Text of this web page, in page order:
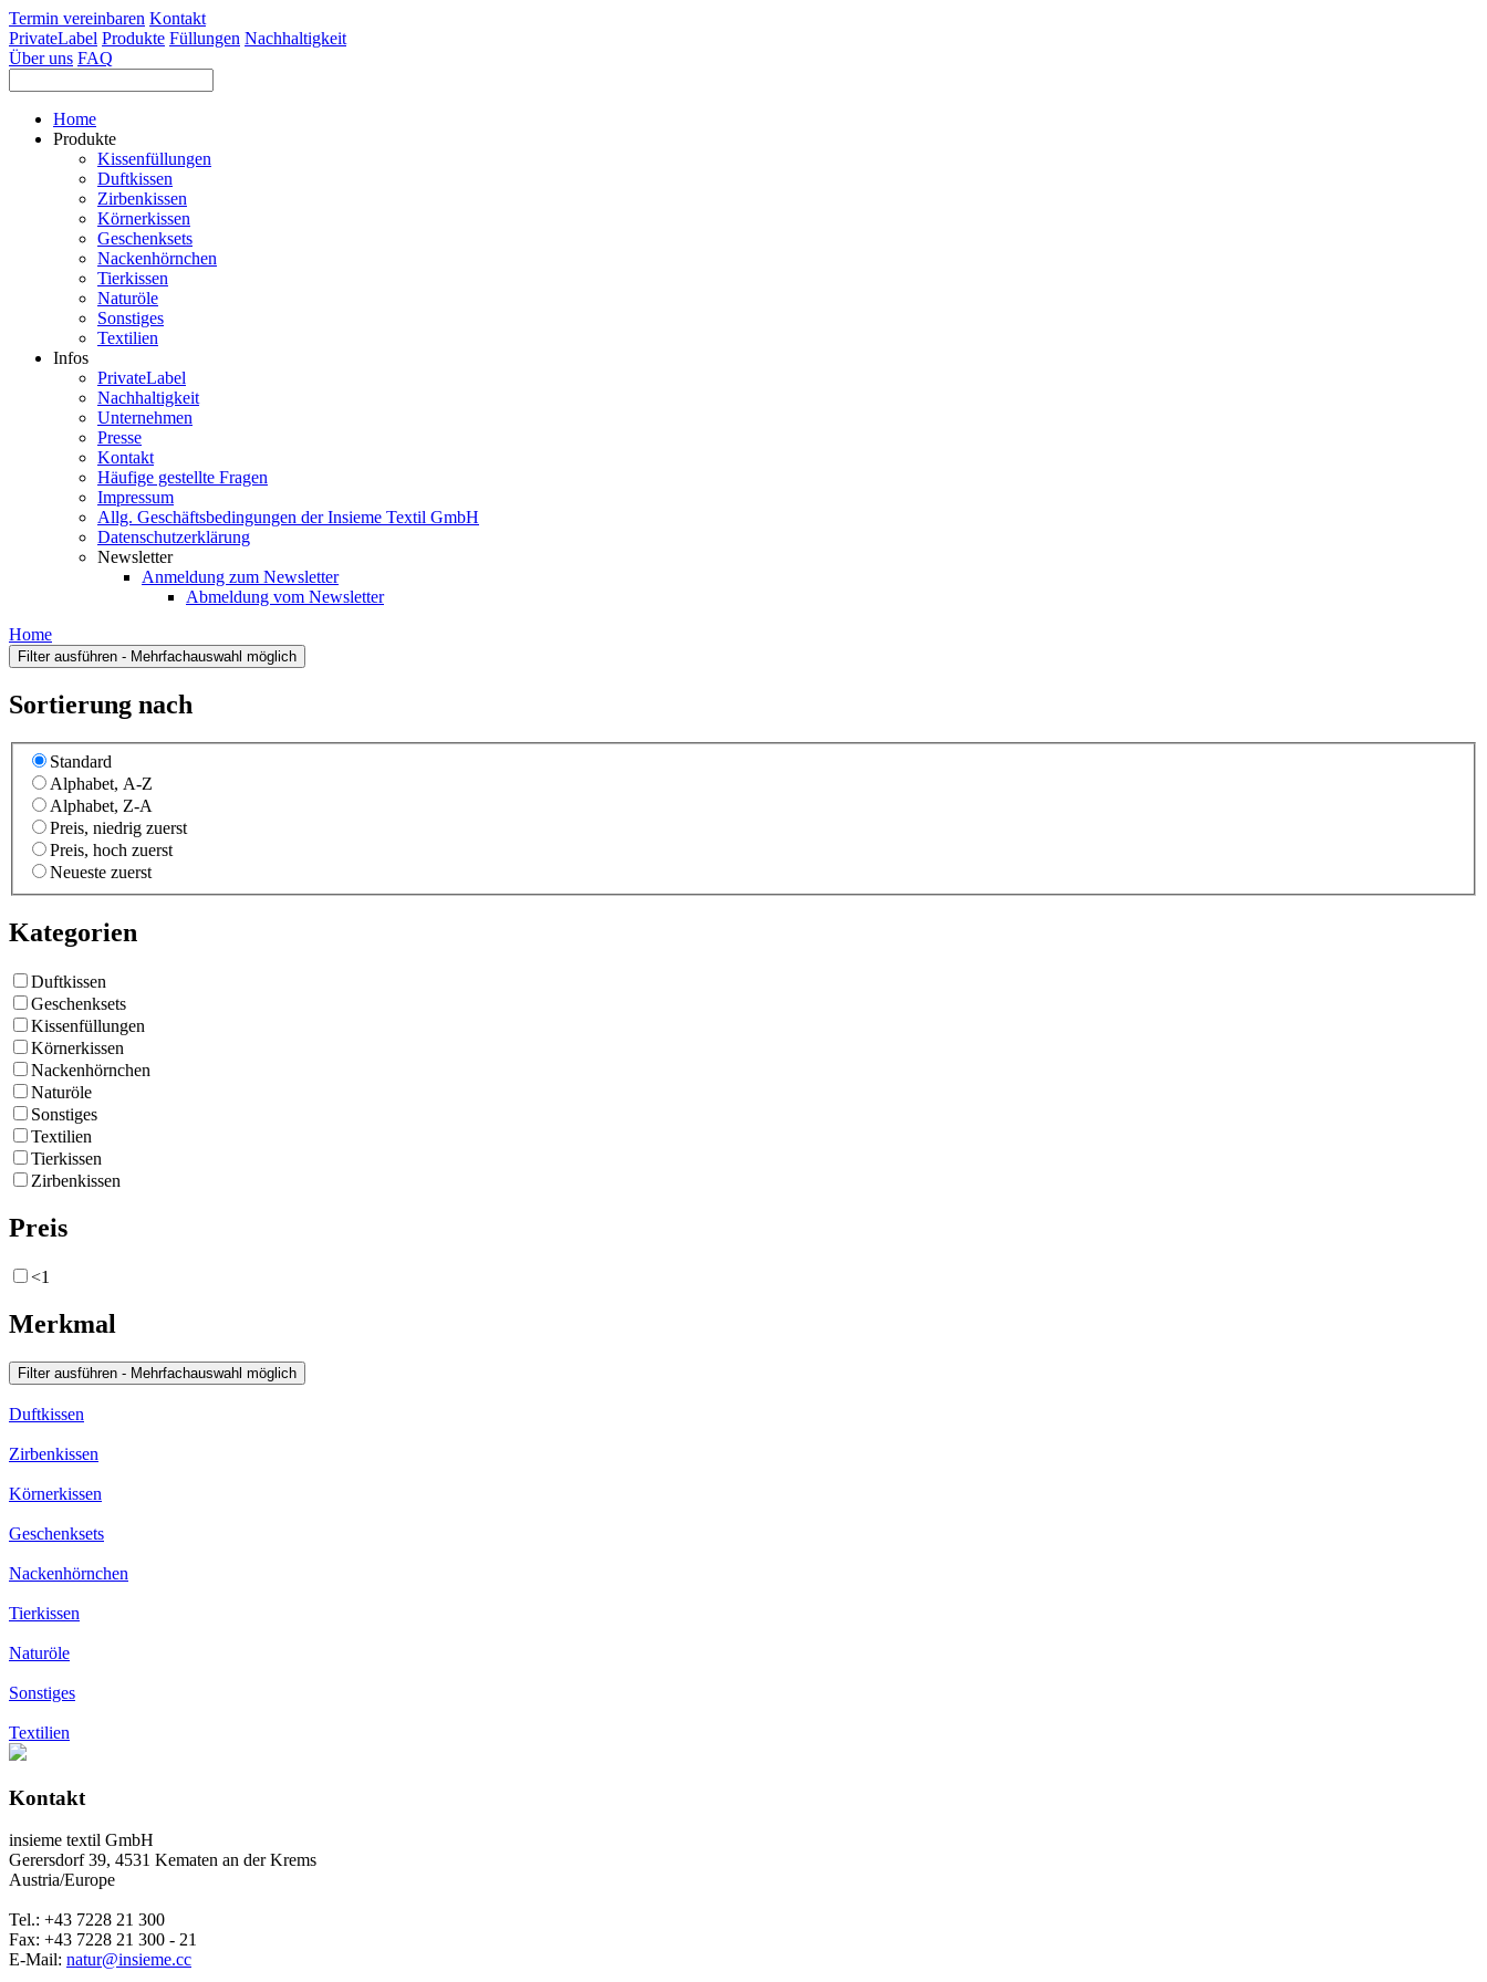
Termin vereinbaren Kontakt
PrivateLabel Produkte Füllungen Nachhaltigkeit
Über uns FAQ
Home
Produkte
Kissenfüllungen
Duftkissen
Zirbenkissen
Körnerkissen
Geschenksets
Nackenhörnchen
Tierkissen
Naturöle
Sonstiges
Textilien
Infos
PrivateLabel
Nachhaltigkeit
Unternehmen
Presse
Kontakt
Häufige gestellte Fragen
Impressum
Allg. Geschäftsbedingungen der Insieme Textil GmbH
Datenschutzerklärung
Newsletter
Anmeldung zum Newsletter
Abmeldung vom Newsletter
Home
Sortierung nach
Standard
Alphabet, A-Z
Alphabet, Z-A
Preis, niedrig zuerst
Preis, hoch zuerst
Neueste zuerst
Kategorien
Duftkissen
Geschenksets
Kissenfüllungen
Körnerkissen
Nackenhörnchen
Naturöle
Sonstiges
Textilien
Tierkissen
Zirbenkissen
Preis
<1
Merkmal
Duftkissen
Zirbenkissen
Körnerkissen
Geschenksets
Nackenhörnchen
Tierkissen
Naturöle
Sonstiges
Textilien
Kontakt
insieme textil GmbH
Gerersdorf 39, 4531 Kematen an der Krems
Austria/Europe
Tel.: +43 7228 21 300
Fax: +43 7228 21 300 - 21
E-Mail: natur@insieme.cc